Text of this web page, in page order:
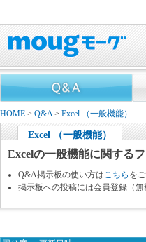
HOME > Q&A> Excel （一般機能）
Excel （一般機能）
Excelの一般機能に関するフ
Q&A掲示板の使い方は こちら を
掲示板への投稿には会員登録（